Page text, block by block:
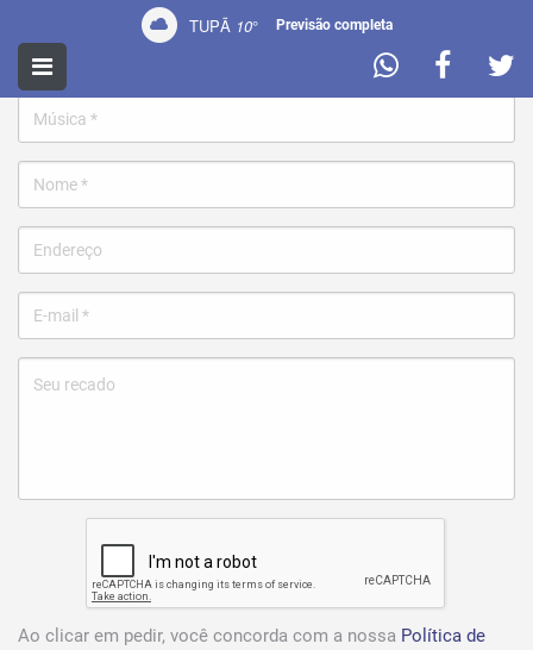
TUPÃ 10° Previsão completa
Ao clicar em pedir, você concorda com a nossa Política de